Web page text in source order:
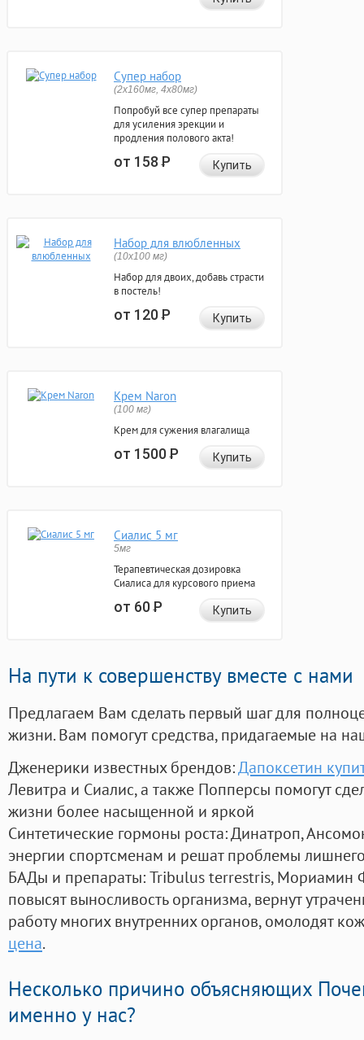
Супер набор
(2х160мг, 4х80мг)
Попробуй все супер препараты
для усиления эрекции и
продления полового акта!
от 158Р Купить
Набор для влюбленных
(10х100 мг)
Набор для двоих, добавь страсти
в постель!
от 120Р Купить
Крем Naron
(100 мг)
Крем для сужения влагалища
от 1500Р Купить
Сиалис 5 мг
5мг
Терапевтическая дозировка
Сиалиса для курсового приема
от 60Р Купить
На пути к совершенству вместе с нами
Предлагаем Вам сделать первый шаг для
жизни. Вам помогут средства, придагаемые на
Дженерики известных брендов:Дапоксетин
Левитра и Сиалис, а также Попперсы помогут
жизни более насыщенной и яркой
Синтетические гормоны роста: Динатроп,
энергии спортсменам и решат проблемы
БАДы и препараты:Tribulus terrestris, Мориамин
повысят выносливость организма, вернут
работу многих внутренних органов, омолодят
цена.
Несколько причино объясняющих
именно у нас?